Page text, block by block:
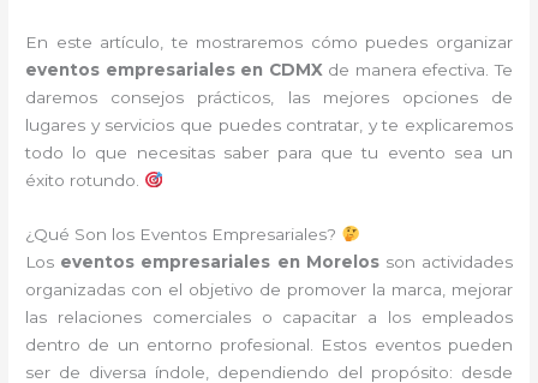
En este artículo, te mostraremos cómo puedes organizar
eventos empresariales en CDMX de manera efectiva. Te
daremos consejos prácticos, las mejores opciones de
lugares y servicios que puedes contratar, y te explicaremos
todo lo que necesitas saber para que tu evento sea un
éxito rotundo.
¿Qué Son los Eventos Empresariales?
Los eventos empresariales en Morelosson actividades
organizadas con el objetivo de promover la marca, mejorar
las relaciones comerciales o capacitar a los empleados
dentro de un entorno profesional. Estos eventos pueden
ser de diversa índole, dependiendo del propósito: desde